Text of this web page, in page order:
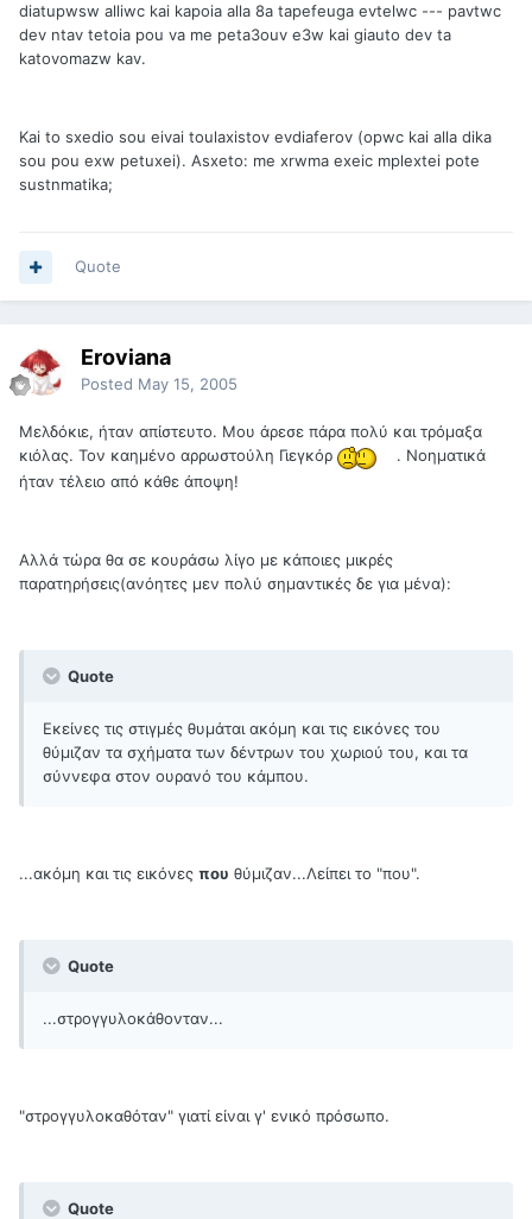
diatupwsw alliwc kai kapoia alla 8a tapefeuga evtelwc --- pavtwc
dev ntav tetoia pou va me peta3ouv e3w kai giauto dev ta
katovomazw kav.
Kai to sxedio sou eivai toulaxistov evdiaferov (opwc kai alla dika
sou pou exw petuxei). Asxeto: me xrwma exeic mplextei pote
sustnmatika;
Quote
Eroviana
Posted May 15, 2005
Μελδόκιε, ήταν απίστευτο. Μου άρεσε πάρα πολύ και τρόμαξα
κιόλας. Τον καημένο αρρωστούλη Γιεγκόρ
. Νοηματικά
ήταν τέλειο από κάθε άποψη!
Αλλά τώρα θα σε κουράσω λίγο με κάποιες μικρές
παρατηρήσεις(ανόητες μεν πολύ σημαντικές δε για μένα):
Quote
Εκείνες τις στιγμές θυμάται ακόμη και τις εικόνες του
θύμιζαν τα σχήματα των δέντρων του χωριού του, και τα
σύννεφα στον ουρανό του κάμπου.
...ακόμη και τις εικόνες που θύμιζαν...Λείπει το "που".
Quote
...στρογγυλοκάθονταν...
"στρογγυλοκαθόταν" γιατί είναι γ' ενικό πρόσωπο.
Quote